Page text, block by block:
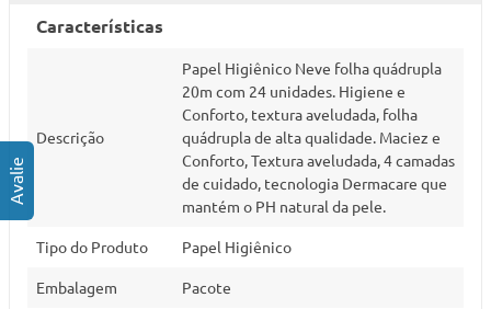
Características
Descrição
Papel Higiênico Neve folha quádrupla
20m com 24 unidades. Higiene e
Conforto, textura aveludada, folha
quádrupla de alta qualidade. Maciez e
Conforto, Textura aveludada, 4 camadas
de cuidado, tecnologia Dermacare que
mantém o PH natural da pele.
Tipo do Produto Papel Higiênico
Embalagem Pacote